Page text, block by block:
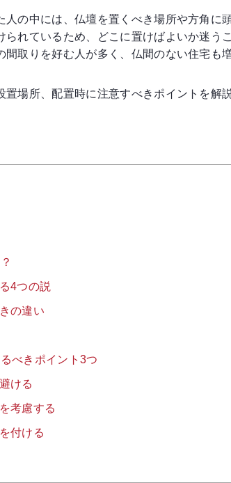
の中には、仏壇を置くべき場所や方角に
れているため、どこに置けばよいか迷う
取りを好む人が多く、仏間のない住宅も
場所、配置時に注意すべきポイントを解
4つの説
の違い
べきポイント3つ
ける
考慮する
付ける